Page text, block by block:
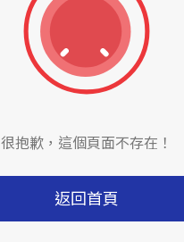
很抱歉，這個頁面不存在！
返回首頁